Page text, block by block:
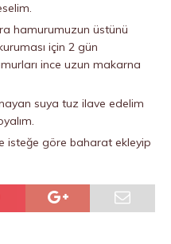
hamurumuzun üstünü
için 2 gün
ince uzun makarna
suya tuz ilave edelim
isteğe göre baharat ekleyip